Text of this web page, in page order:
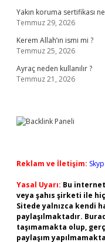
Yakın koruma sertifikası
Temmuz 29, 2026
Kerem Allah’ın ismi mi ?
Temmuz 25, 2026
Ayraç neden kullanılır ?
Temmuz 21, 2026
Reklam ve İletişim:
Yasal Uyarı: Bu
veya şahıs şirketi ile
Sitede yalnızca kendi
paylaşılmaktadır.
taşımamakta olup,
paylaşım